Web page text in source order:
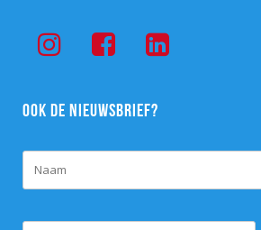
OOK DE NIEUWSBRIEF?